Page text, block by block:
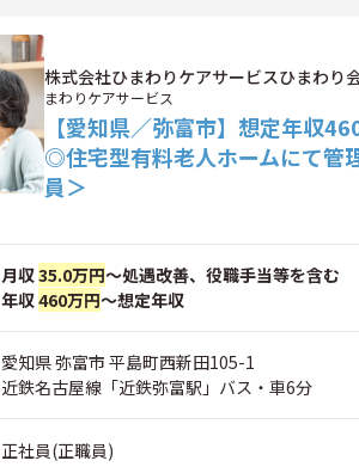
株式会社ひまわりケアサービスひまわり
まわりケアサービス
【愛知県／弥富市】想定年収
◎住宅型有料老人ホームにて管
員＞
月収35.0万円～処遇改善、役職手当等を含む
年収460万円～想定年収
愛知県 弥富市 平島町西新田105-1
近鉄名古屋線「近鉄弥富駅」バス・車6分
正社員(正職員)